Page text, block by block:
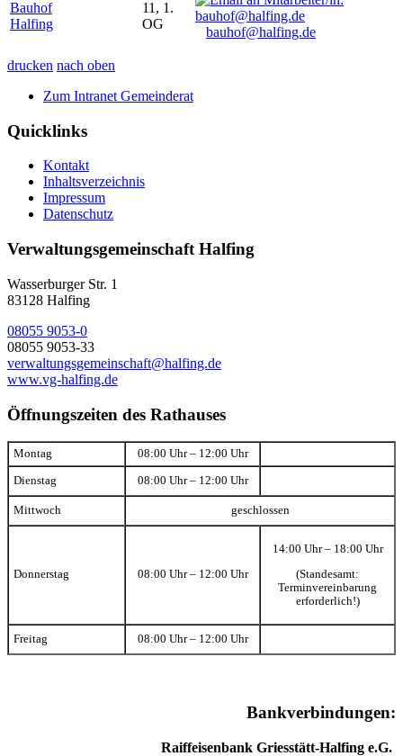
Bauhof
Halfing
11, 1.
OG
bauhof@halfing.de
drucken nach oben
Zum Intranet Gemeinderat
Quicklinks
Kontakt
Inhaltsverzeichnis
Impressum
Datenschutz
Verwaltungsgemeinschaft Halfing
Wasserburger Str. 1
83128 Halfing
08055 9053-0
08055 9053-33
verwaltungsgemeinschaft@halfing.de
www.vg-halfing.de
Öffnungszeiten des Rathauses
Montag 08:00 Uhr – 12:00 Uhr
Dienstag 08:00 Uhr – 12:00 Uhr
Mittwoch geschlossen
Donnerstag 08:00 Uhr – 12:00 Uhr
14:00 Uhr – 18:00 Uhr
(Standesamt:
Terminvereinbarung
erforderlich!)
Freitag 08:00 Uhr – 12:00 Uhr
Bankverbindungen:
Raiffeisenbank Griesstätt-Halfing e.G.